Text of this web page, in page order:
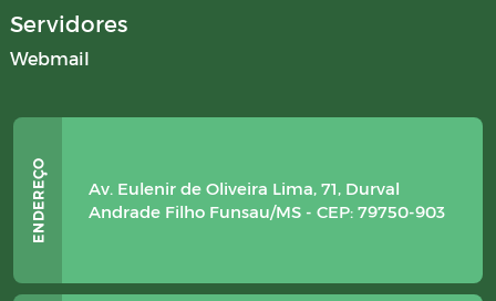
Servidores
Webmail
Av. Eulenir de Oliveira Lima, 71, Durval
Andrade Filho Funsau/MS - CEP: 79750-903